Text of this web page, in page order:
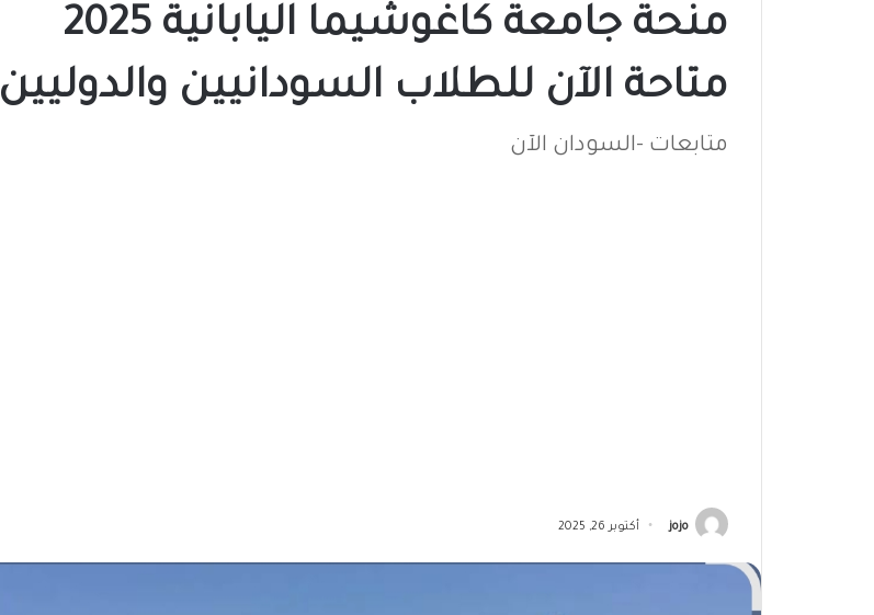
منحة جامعة كاغوشيما اليابانية 2025
متاحة الآن للطلاب السودانيين والدوليين
متابعات -السودان الآن
jojo أكتوبر 26, 2025